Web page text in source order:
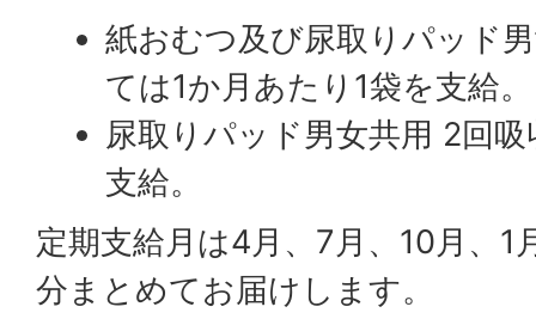
紙おむつ及び尿取りパッド
ては1か月あたり1袋を支給。
尿取りパッド男女共用 2回
支給。
定期支給月は4月、7月、10月、1
分まとめてお届けします。